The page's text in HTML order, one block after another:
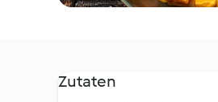
Zutaten